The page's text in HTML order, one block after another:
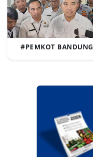
#PEMKOT BANDUNG